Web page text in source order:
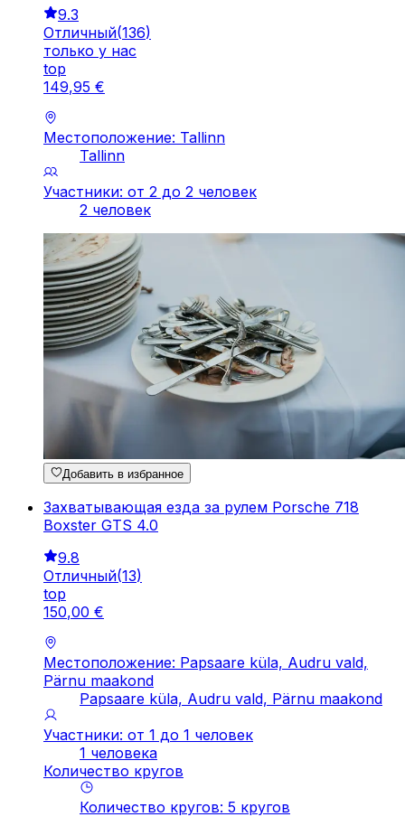
9.3
Отличный(136)
только у нас
top
149,95 €
Местоположение: Tallinn
Tallinn
Участники: от 2 до 2 человек
2 человек
Добавить в избранное
Захватывающая езда за рулем Porsche 718
Boxster GTS 4.0
9.8
Отличный(13)
top
150,00 €
Местоположение: Papsaare küla, Audru vald,
Pärnu maakond
Papsaare küla, Audru vald, Pärnu maakond
Участники: от 1 до 1 человек
1 человека
Количество кругов
Количество кругов: 5 кругов